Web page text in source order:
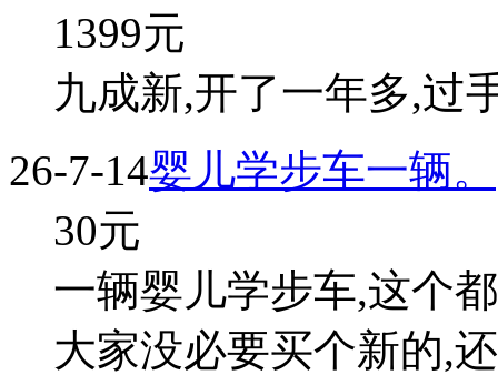
1399元
九成新,开了一年多,过
26-7-14婴儿学步车一辆。
30元
一辆婴儿学步车,这个
大家没必要买个新的,